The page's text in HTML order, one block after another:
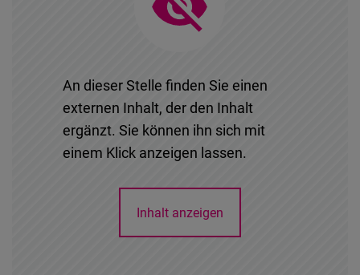
An dieser Stelle finden Sie einen
externen Inhalt, der den Inhalt
ergänzt. Sie können ihn sich mit
einem Klick anzeigen lassen.
Inhalt anzeigen